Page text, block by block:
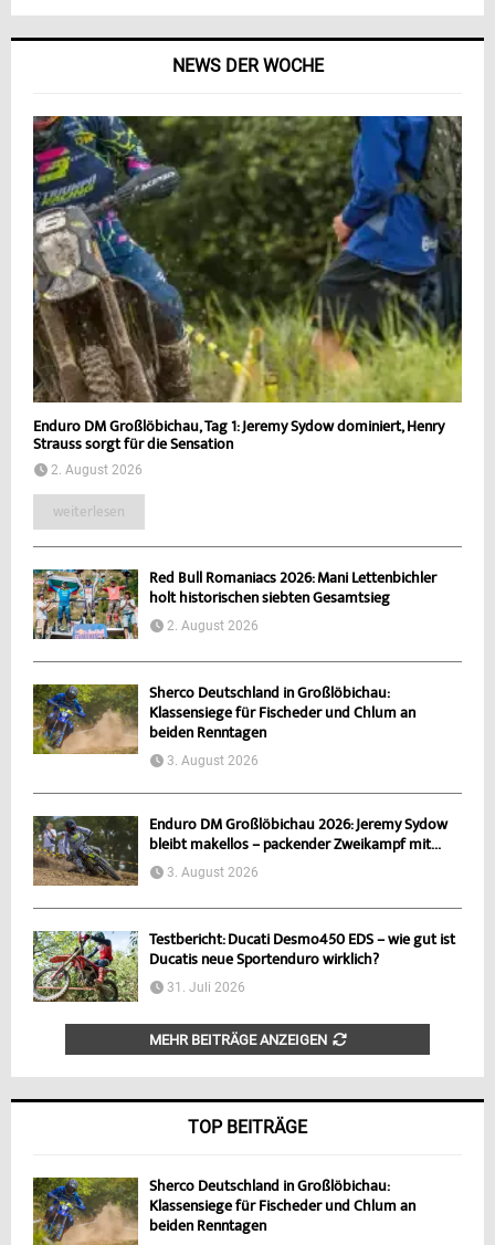
NEWS DER WOCHE
Enduro DM Großlöbichau, Tag 1: Jeremy Sydow dominiert, Henry
Strauss sorgt für die Sensation
2. August 2026
weiterlesen
Red Bull Romaniacs 2026: Mani Lettenbichler
holt historischen siebten Gesamtsieg
2. August 2026
Sherco Deutschland in Großlöbichau:
Klassensiege für Fischeder und Chlum an
beiden Renntagen
3. August 2026
Enduro DM Großlöbichau 2026: Jeremy Sydow
bleibt makellos – packender Zweikampf mit...
3. August 2026
Testbericht: Ducati Desmo450 EDS – wie gut ist
Ducatis neue Sportenduro wirklich?
31. Juli 2026
MEHR BEITRÄGE ANZEIGEN
TOP BEITRÄGE
Sherco Deutschland in Großlöbichau:
Klassensiege für Fischeder und Chlum an
beiden Renntagen